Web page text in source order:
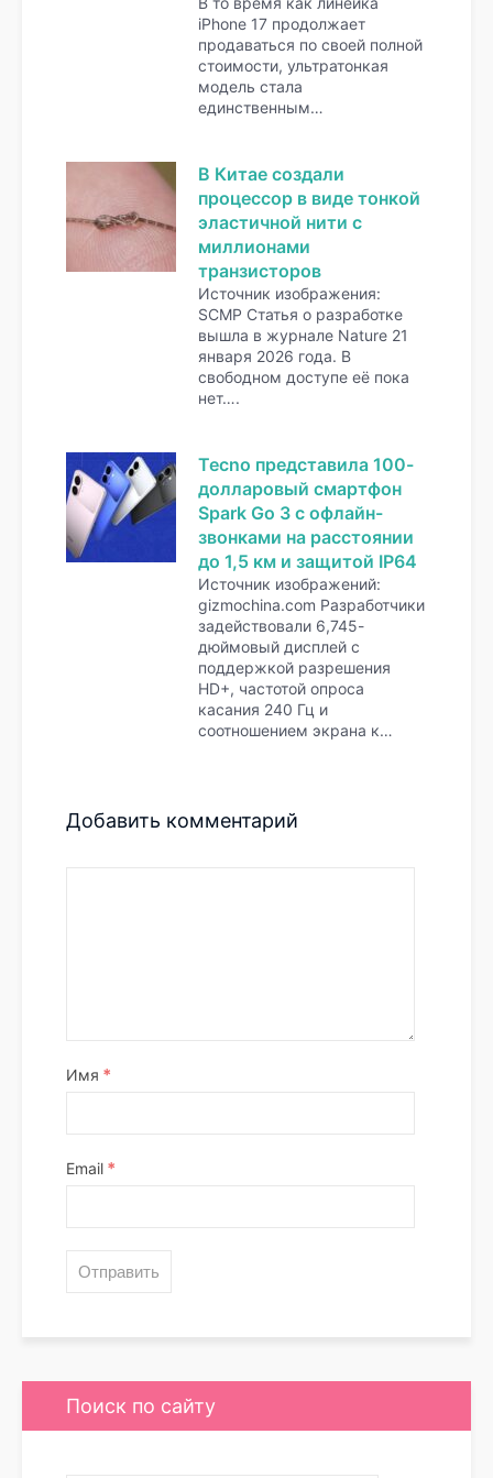
iPhone 17 продолжает
продаваться по своей полной
стоимости, ультратонкая
модель стала
единственным…
В Китае создали
процессор в виде тонкой
эластичной нити с
миллионами
транзисторов
Источник изображения:
SCMP Статья о разработке
вышла в журнале Nature 21
января 2026 года. В
свободном доступе её пока
нет….
Tecno представила 100-
долларовый смартфон
Spark Go 3 с офлайн-
звонками на расстоянии
до 1,5 км и защитой IP64
Источник изображений:
gizmochina.com Разработчики
задействовали 6,745-
дюймовый дисплей с
поддержкой разрешения
HD+, частотой опроса
касания 240 Гц и
соотношением экрана к…
Добавить комментарий
Имя *
Email *
Поиск по сайту